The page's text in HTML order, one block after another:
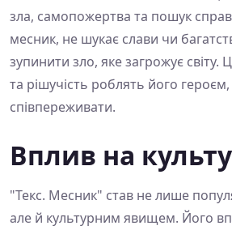
зла, самопожертва та пошук
месник, не шукає слави чи
зупинити зло, яке загрожує світу.
та рішучість роблять його
співпереживати.
Вплив на
"Текс. Месник" став не лише
але й культурним явищем. Його